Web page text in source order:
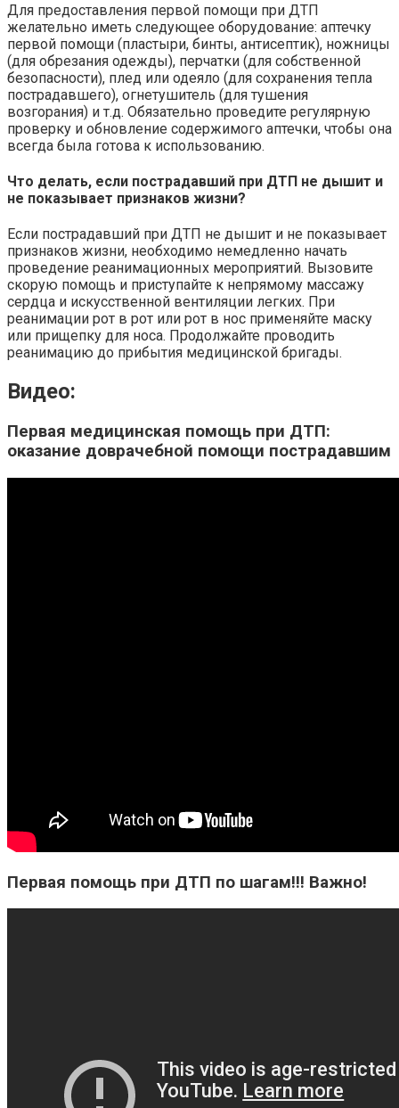
Для предоставления первой помощи при ДТП
желательно иметь следующее оборудование: аптечку
первой помощи (пластыри, бинты, антисептик), ножницы
(для обрезания одежды), перчатки (для собственной
безопасности), плед или одеяло (для сохранения тепла
пострадавшего), огнетушитель (для тушения
возгорания) и т.д. Обязательно проведите регулярную
проверку и обновление содержимого аптечки, чтобы она
всегда была готова к использованию.
Что делать, если пострадавший при ДТП не дышит и
не показывает признаков жизни?
Если пострадавший при ДТП не дышит и не показывает
признаков жизни, необходимо немедленно начать
проведение реанимационных мероприятий. Вызовите
скорую помощь и приступайте к непрямому массажу
сердца и искусственной вентиляции легких. При
реанимации рот в рот или рот в нос применяйте маску
или прищепку для носа. Продолжайте проводить
реанимацию до прибытия медицинской бригады.
Видео:
Первая медицинская помощь при ДТП:
оказание доврачебной помощи пострадавшим
Первая помощь при ДТП по шагам!!! Важно!